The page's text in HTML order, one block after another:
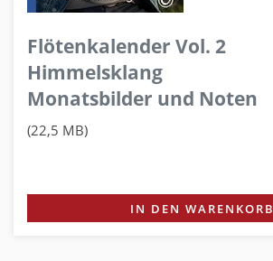
Flötenkalender Vol. 2
Himmelsklang
Monatsbilder und Noten
(22,5 MB)
IN DEN WARENKORB